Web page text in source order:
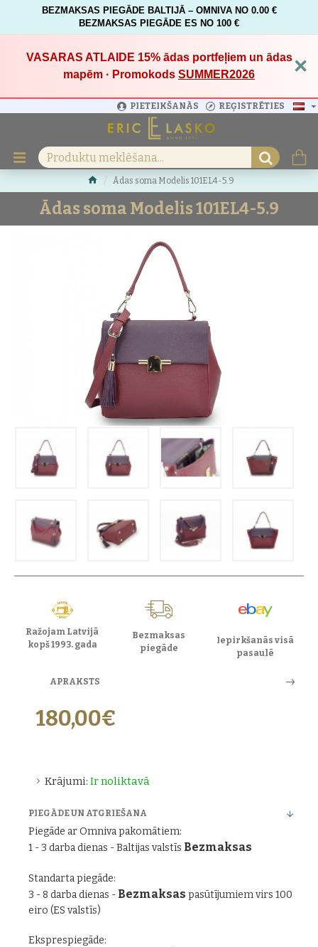
BEZMAKSAS PIEGĀDE BALTIJĀ – OMNIVA NO 0.00 €
BEZMAKSAS PIEGĀDE ES NO 100 €
VASARAS ATLAIDE 15%ādas portfeļiem un ādas
mapēm · Promokods SUMMER2026 ×
PIETEIKŠANĀS REĢISTRĒTIES
Ādas soma Modelis 101EL4-5.9
Ādas soma Modelis 101EL4-5.9
Ražojam Latvijā
kopš 1993. gada
Bezmaksas
piegāde
Iepirkšanās visā
pasaulē
APRAKSTS
Krājumi: Ir noliktavā
180,00€
PIEGĀDE UN ATGRIEŠANA
Piegāde ar Omniva pakomātiem:
1 - 3 darba dienas - Baltijas valstīs Bezmaksas
Standarta piegāde:
3 - 8 darba dienas - Bezmaksas pasūtījumiem virs 100
eiro (ES valstīs)
Eksprespiegāde: